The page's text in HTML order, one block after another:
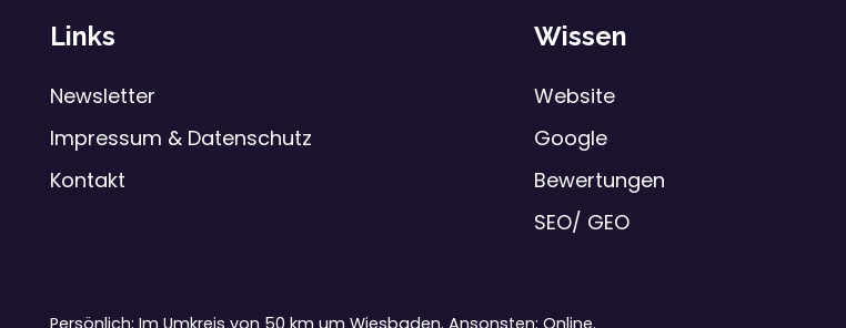
Links
Newsletter
Impressum & Datenschutz
Kontakt
Wissen
Website
Google
Bewertungen
SEO/ GEO
Persönlich: Im Umkreis von 50 km um Wiesbaden. Ansonsten: Online.